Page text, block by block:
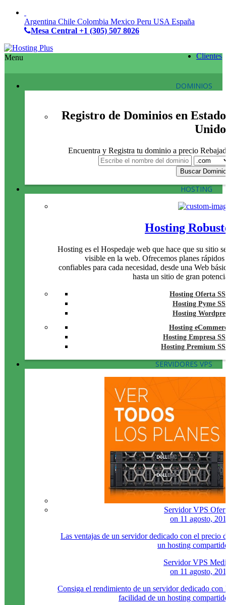
Argentina Chile Colombia Mexico Peru USA España
Mesa Central +1 (305) 507 8026
Clientes
Menu
DOMINIOS
Registro de Dominios en
Encuentra y Registra tu dominio a precio
HOSTING
Hosting
Hosting es el Hospedaje web que hace que su sitio
visible en la web. Ofrecemos planes
confiables para cada necesidad, desde una Web
hasta un sitio de gran
Hosting Oferta
Hosting Pyme
Hosting
Hosting
Hosting Empresa
Hosting Premium
SERVIDORES VPS
Servidor VPS
on 11 agosto,
Las ventajas de un servidor dedicado con el precio
un hosting
Servidor VPS
on 11 agosto,
Consiga el rendimiento de un servidor dedicado con
facilidad de un hosting